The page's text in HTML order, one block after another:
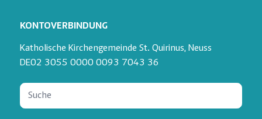
KONTOVERBINDUNG
Katholische Kirchengemeinde St. Quirinus, Neuss
DE02 3055 0000 0093 7043 36